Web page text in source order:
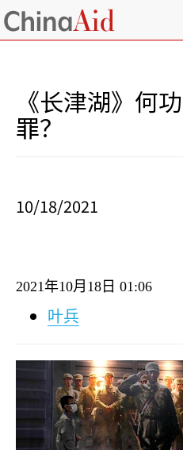
《长津湖》何
罪？
10/18/2021
2021年10月 18 日 01:06
叶兵